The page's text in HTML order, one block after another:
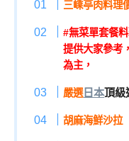
三嵊亭肉料理
#無菜單套餐
提供大家參考
為主，
嚴選日本頂級
胡麻海鮮沙拉